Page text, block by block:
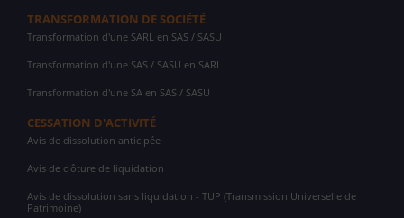
TRANSFORMATION DE SOCIÉTÉ
Transformation d'une SARL en SAS / SASU
Transformation d'une SAS / SASU en SARL
Transformation d'une SA en SAS / SASU
CESSATION D'ACTIVITÉ
Avis de dissolution anticipée
Avis de clôture de liquidation
Avis de dissolution sans liquidation - TUP (Transmission Universelle de
Patrimoine)